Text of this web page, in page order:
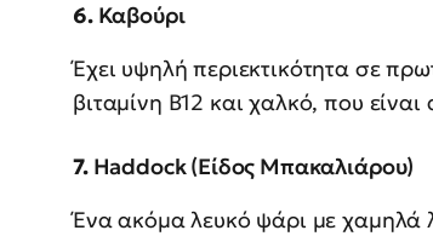
6. Καβούρι
Έχει υψηλή περιεκτικότητα σε
βιταμίνη Β12 και χαλκό, που
7. Haddock (Είδος Μπακαλιάρου)
Ένα ακόμα λευκό ψάρι με χαμηλά